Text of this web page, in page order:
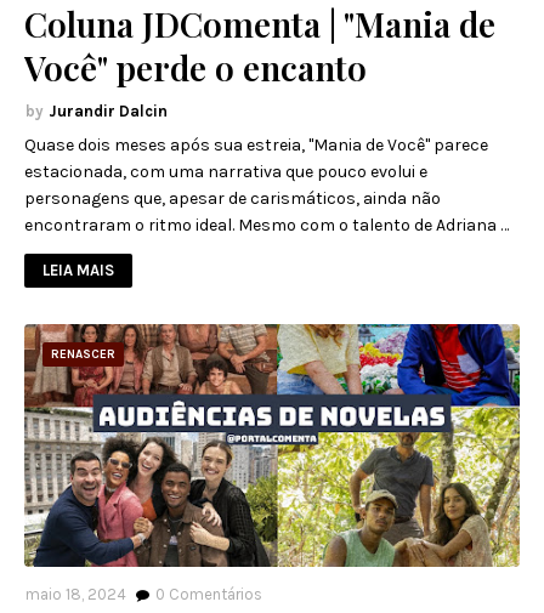
Coluna JDComenta | "Mania de
Você" perde o encanto
Jurandir Dalcin
Quase dois meses após sua estreia, "Mania de Você" parece
estacionada, com uma narrativa que pouco evolui e
personagens que, apesar de carismáticos, ainda não
encontraram o ritmo ideal. Mesmo com o talento de Adriana …
LEIA MAIS
RENASCER
maio 18, 2024 0 Comentários